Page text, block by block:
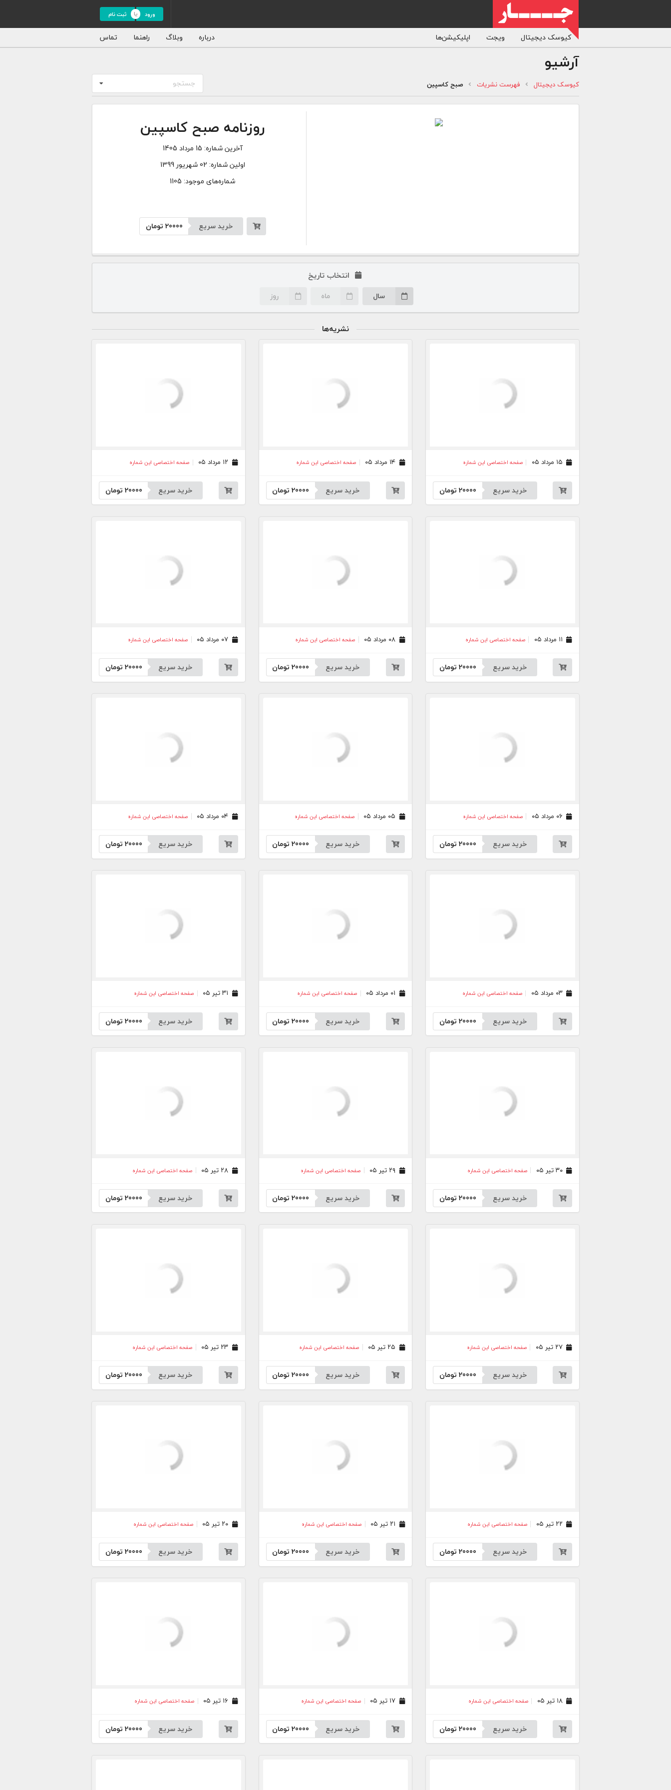
ورود ثبت نام
کیوسک دیجیتال ویجت اپلیکیشن‌ها درباره وبلاگ راهنما تماس
آرشیو
کیوسک دیجیتال فهرست نشریات صبح کاسپین جستجو
روزنامه صبح کاسپین
آخرین شماره: 15 مرداد 1405
اولین شماره: 02 شهریور 1399
شماره‌های موجود: 1105
خرید سریع 20000 تومان
انتخاب تاریخ
سال ماه روز
نشریه‌ها
صفحه اختصاصی این شماره
خرید سریع 20000 تومان
صفحه اختصاصی این شماره
خرید سریع 20000تومان
صفحه اختصاصی این شماره
خرید سریع 20000 تومان
صفحه اختصاصی این شماره
خرید سریع 20000 تومان
صفحه اختصاصی این شماره
خرید سریع 20000تومان
صفحه اختصاصی این شماره
خرید سریع 20000 تومان
صفحه اختصاصی این شماره
خرید سریع 20000 تومان
صفحه اختصاصی این شماره
خرید سریع 20000تومان
صفحه اختصاصی این شماره
خرید سریع 20000 تومان
۰۳ مرداد ۰۵ صفحه اختصاصی این شماره
خرید سریع 20000 تومان
صفحه اختصاصی این شماره
خرید سریع 20000تومان
صفحه اختصاصی این شماره
خرید سریع 20000 تومان
۳۰ تیر ۰۵ صفحه اختصاصی این شماره
خرید سریع 20000 تومان
صفحه اختصاصی این شماره
خرید سریع 20000تومان
صفحه اختصاصی این شماره
خرید سریع 20000 تومان
۲۷ تیر ۰۵ صفحه اختصاصی این شماره
خرید سریع 20000 تومان
صفحه اختصاصی این شماره
خرید سریع 20000تومان
صفحه اختصاصی این شماره
خرید سریع 20000 تومان
صفحه اختصاصی این شماره
خرید سریع 20000 تومان
صفحه اختصاصی این شماره
خرید سریع 20000تومان
صفحه اختصاصی این شماره
خرید سریع 20000 تومان
۱۸ تیر ۰۵ صفحه اختصاصی این شماره
خرید سریع 20000 تومان
صفحه اختصاصی این شماره
خرید سریع 20000تومان
صفحه اختصاصی این شماره
خرید سریع 20000 تومان